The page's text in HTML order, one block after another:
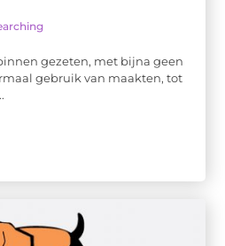
gezeten, met bijna geen
gebruik van maakten, tot